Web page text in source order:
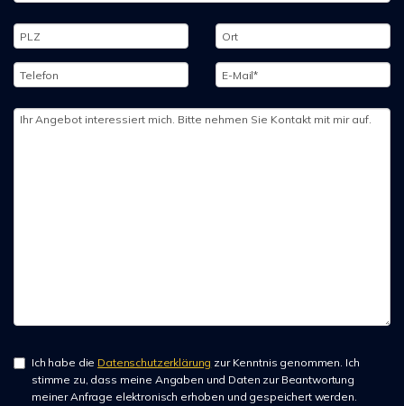
Ich habe die Datenschutzerklärung zur Kenntnis genommen. Ich
stimme zu, dass meine Angaben und Daten zur Beantwortung
meiner Anfrage elektronisch erhoben und gespeichert werden.